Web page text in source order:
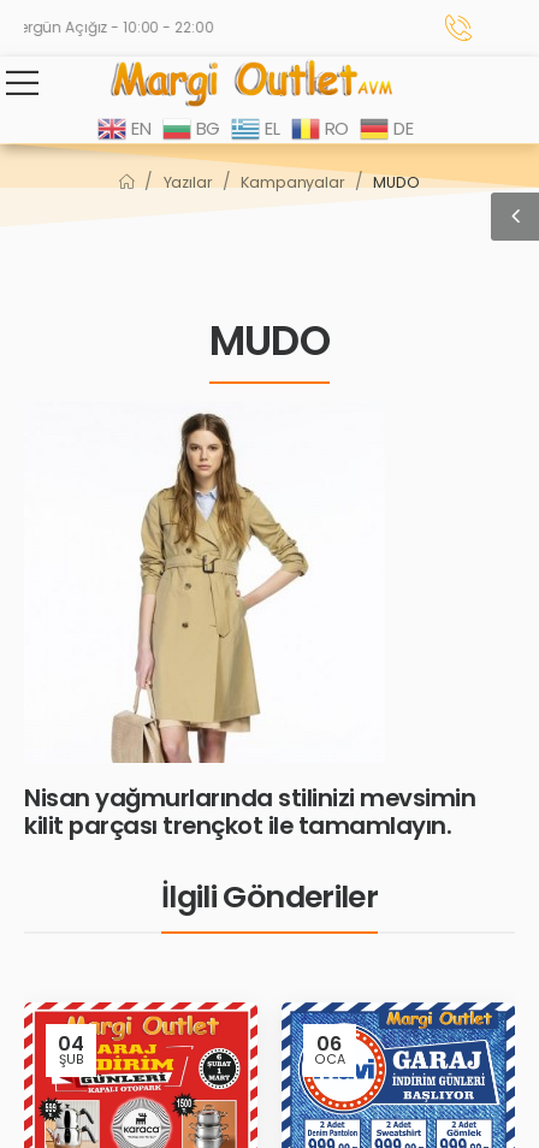
Açığız - 10:00 - 22:00
EN BG EL RO DE
/ Yazılar / Kampanyalar / MUDO
MUDO
Nisan yağmurlarında stilinizi mevsimin
kilit parçası trençkot ile tamamlayın.
İlgili Gönderiler
04
ŞUB
06
OCA